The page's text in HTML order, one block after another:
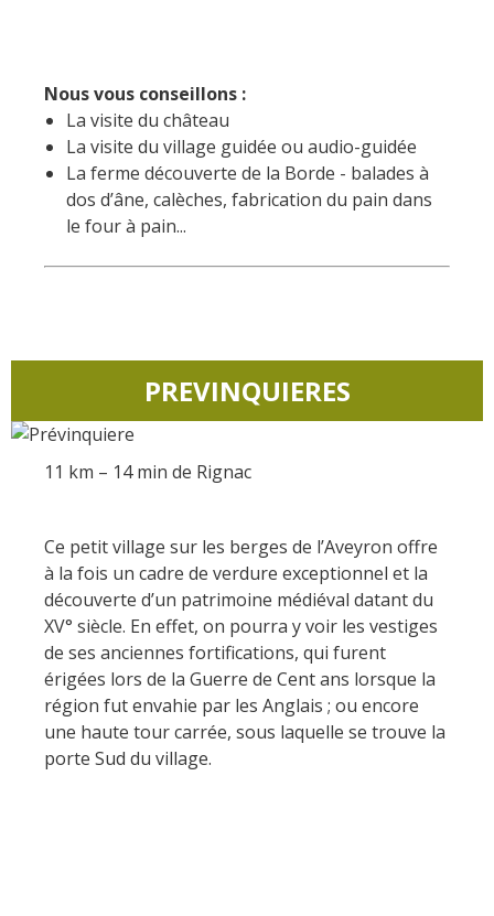
Belcastel
Artistes et artisans d'art
La gastronomie
locale
Nos producteurs
Recettes et produits locaux
Flâner à moins de
cent kilomètres
France
Les villages de caractère
Le Pays des Bastides du
Rouergue
Les Villes et Pays d'art et
d'histoire
De la vallée du Lot au pays
Decazeville-Aubin
Nous vous conseillons :
La visite du château
La visite du village guidée ou audio-guidée
La ferme découverte de la Borde - balades à
dos d’âne, calèches, fabrication du pain dans
le four à pain...
PREVINQUIERES
11 km – 14 min de Rignac
Ce petit village sur les berges de l’Aveyron offre
à la fois un cadre de verdure exceptionnel et la
découverte d’un patrimoine médiéval datant du
XV° siècle. En effet, on pourra y voir les vestiges
de ses anciennes fortifications, qui furent
érigées lors de la Guerre de Cent ans lorsque la
région fut envahie par les Anglais ; ou encore
une haute tour carrée, sous laquelle se trouve la
porte Sud du village.